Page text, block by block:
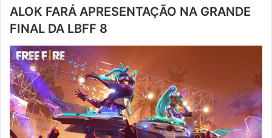
ALOK FARÁ APRESENTAÇÃO NA GRANDE
FINAL DA LBFF 8